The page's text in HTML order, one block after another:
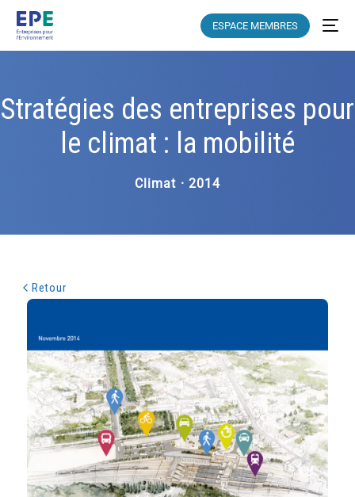
ESPACE MEMBRES
Stratégies des entreprises pour
le climat : la mobilité
Climat · 2014
Retour